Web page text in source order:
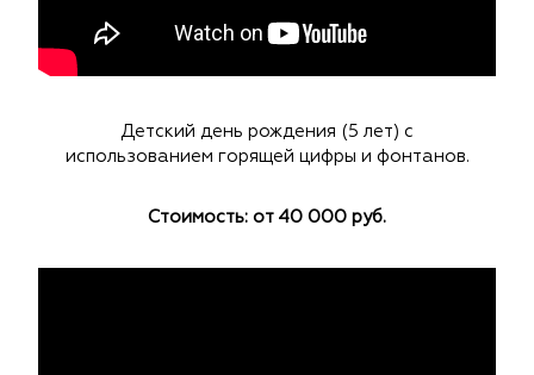
Детский день рождения (5 лет) с
использованием горящей цифры и фонтанов.
Стоимость: от 40 000 руб.